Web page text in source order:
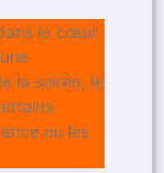
le cœur
la soirée, le
ou les